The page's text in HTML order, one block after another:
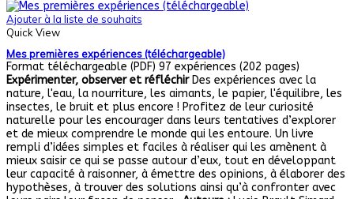
Ajouter à la liste de souhaits
Quick View
Mes premières expériences (téléchargeable)
Format téléchargeable (PDF) 97 expériences (202 pages)
Expérimenter, observeret réfléchirDes expériences avec la
nature, l'eau, la nourriture, les aimants, le papier, l'équilibre, les
insectes, le bruit et plus encore ! Profitez de leur curiosité
naturelle pour les encourager dans leurs tentatives d’explorer
et de mieux comprendre le monde qui les entoure. Un livre
rempli d’idées simples et faciles à réaliser qui les amènent à
mieux saisir ce qui se passe autour d’eux, tout en développant
leur capacité à raisonner, à émettre des opinions, à élaborer des
hypothèses, à trouver des solutions ainsi qu’à confronter avec